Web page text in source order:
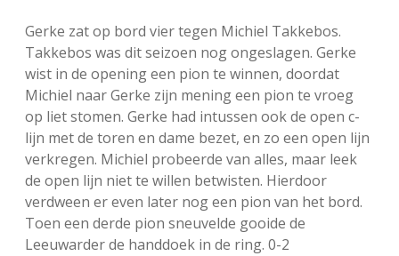
Gerke zat op bord vier tegen Michiel Takkebos.
Takkebos was dit seizoen nog ongeslagen. Gerke
wist in de opening een pion te winnen, doordat
Michiel naar Gerke zijn mening een pion te vroeg
op liet stomen. Gerke had intussen ook de open c-
lijn met de toren en dame bezet, en zo een open lijn
verkregen. Michiel probeerde van alles, maar leek
de open lijn niet te willen betwisten. Hierdoor
verdween er even later nog een pion van het bord.
Toen een derde pion sneuvelde gooide de
Leeuwarder de handdoek in de ring. 0-2